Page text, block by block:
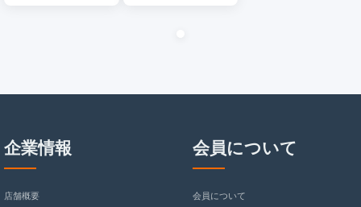
企業情報
店舗概要
会員について
会員について